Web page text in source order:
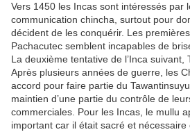
Vers 1450 les Incas sont intéressés par
communication chincha, surtout pour
décident de les conquérir. Les
Pachacutec semblent incapables de
La deuxième tentative de l’Inca suivant,
Après plusieurs années de guerre, les
accord pour faire partie du
maintien d’une partie du contrôle de
commerciales. Pour les Incas, le mullu
important car il était sacré et